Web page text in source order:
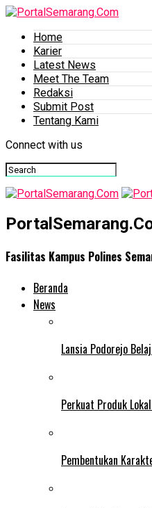
Home
Karier
Latest News
Meet The Team
Redaksi
Submit Post
Tentang Kami
Connect with us
Fasilitas Kampus Polines
Beranda
News
Lansia Podorejo
Perkuat Produk
Pembentukan